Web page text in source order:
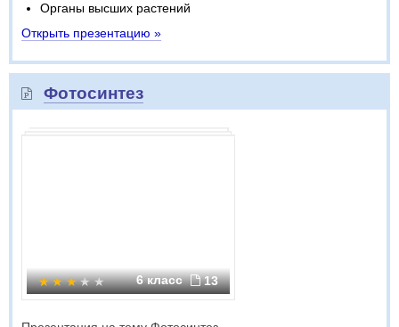
Органы высших растений
Открыть презентацию »
Фотосинтез
6 класс 13